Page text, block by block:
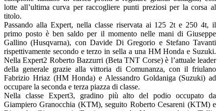
lotte all’ultima curva per raccogliere punti preziosi per la corsa al
titolo.
Passando alla Expert, nella classe riservata ai 125 2t e 250 4t, il
primo posto è ben saldo per il momento nelle mani di Giuseppe
Gallino (Husqvarna), con Davide Di Gregorio e Stefano Tavanti
rispettivamente secondo e terzo in sella a una HM Honda e Suzuki.
Nella Expert2 Roberto Bazzurri (Beta TNT Corse) è l’attuale leader
della generale grazie alla vittoria di Comunanza, con il friulano
Fabrizio Hriaz (HM Honda) e Alessandro Goldaniga (Suzuki) ad
occupare la seconda e terza piazza di classe.
Nella classe Expert3, gradino più alto del podio occupato da
Giampiero Granocchia (KTM), seguito Roberto Cesareni (KTM) e